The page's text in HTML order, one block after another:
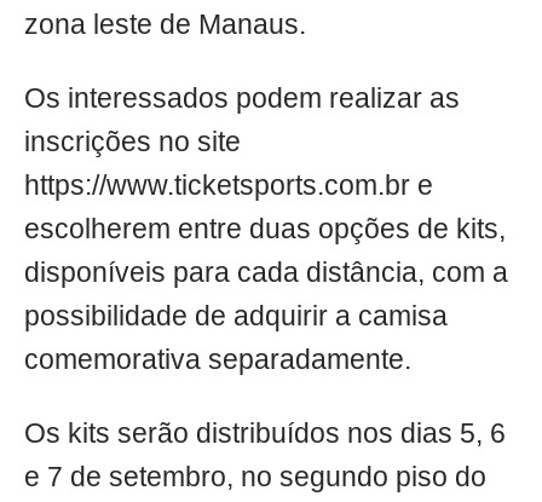
zona leste de Manaus.
Os interessados podem realizar as
inscrições no site
https://www.ticketsports.com.br e
escolherem entre duas opções de kits,
disponíveis para cada distância, com a
possibilidade de adquirir a camisa
comemorativa separadamente.
Os kits serão distribuídos nos dias 5, 6
e 7 de setembro, no segundo piso do